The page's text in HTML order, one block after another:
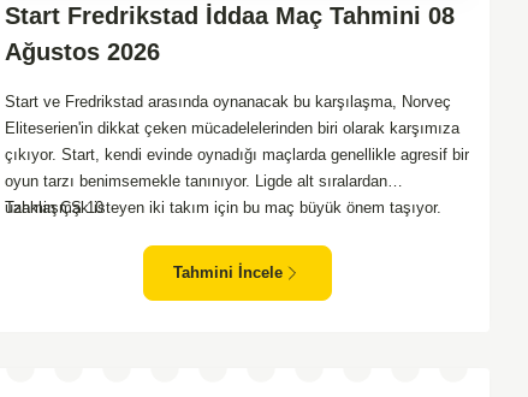
Start Fredrikstad İddaa Maç Tahmini 08
Ağustos 2026
Start ve Fredrikstad arasında oynanacak bu karşılaşma, Norveç
Eliteserien'in dikkat çeken mücadelelerinden biri olarak karşımıza
çıkıyor. Start, kendi evinde oynadığı maçlarda genellikle agresif bir
oyun tarzı benimsemekle tanınıyor. Ligde alt sıralardan
uzaklaşmak isteyen iki takım için bu maç büyük önem taşıyor.
biliniyor. Bu durum, ev sahibi Start'a karşı mücadelede zorluk
çıkartabilir. Maçın temposunun yüksek olacağını ve her iki takımın
Tahmin ÇŞ 10
Tahmini İncele